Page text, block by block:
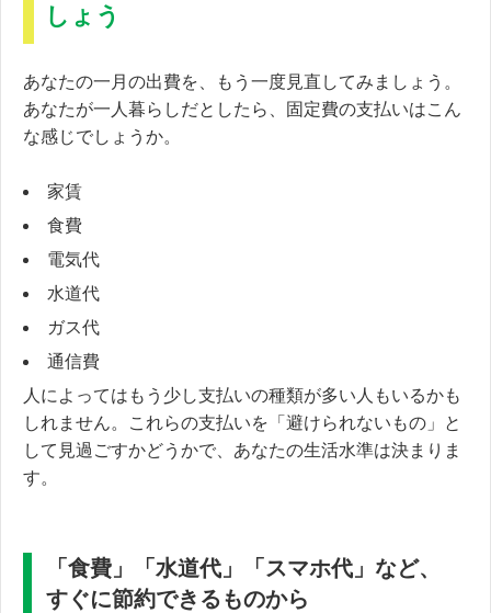
しょう
あなたの一月の出費を、もう一度見直してみましょう。
あなたが一人暮らしだとしたら、固定費の支払いはこん
な感じでしょうか。
家賃
食費
電気代
水道代
ガス代
通信費
人によってはもう少し支払いの種類が多い人もいるかも
しれません。これらの支払いを「避けられないもの」と
して見過ごすかどうかで、あなたの生活水準は決まりま
す。
「食費」「水道代」「スマホ代」など、
すぐに節約できるものから